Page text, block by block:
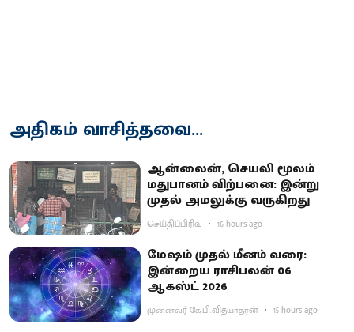
அதிகம் வாசித்தவை...
ஆன்லைன், செயலி மூலம்
மதுபானம் விற்பனை: இன்று
முதல் அமலுக்கு வருகிறது
செய்திப்பிரிவு 16 hours ago
மேஷம் முதல் மீனம் வரை:
இன்றைய ராசிபலன் 06
ஆகஸ்ட் 2026
முனைவர் கே.பி.வித்யாதரன் 15 hours ago